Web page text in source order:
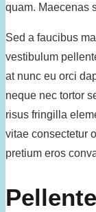
quam. Maecenas
Sed a faucibus
vestibulum
at nunc eu orci
neque nec tortor
risus fringilla
vitae consectetur
pretium eros